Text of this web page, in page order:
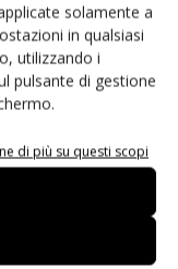
solamente a
in qualsiasi
utilizzando i
pulsante di gestione
di più su questi scopi